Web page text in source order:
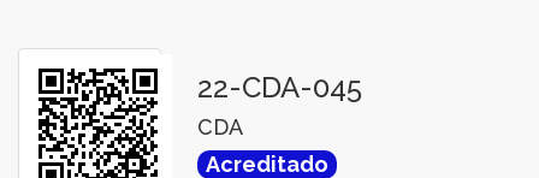
22-CDA-045
CDA
Acreditado